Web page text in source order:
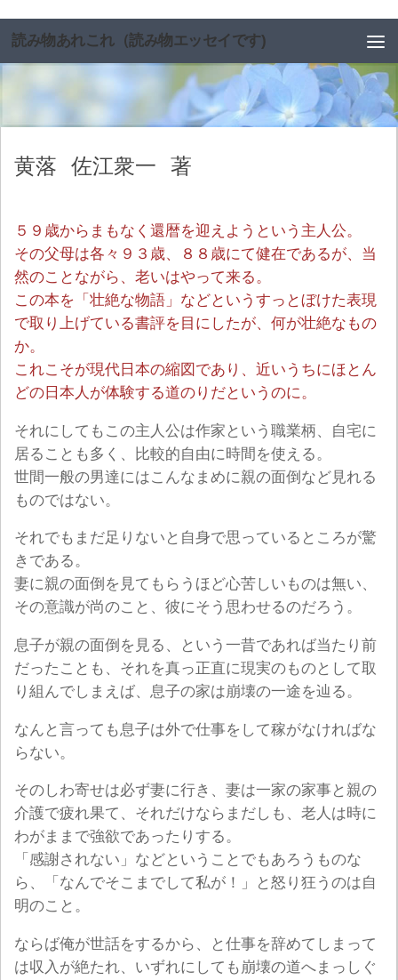
読み物あれこれ（読み物エッセイです)
黄落 佐江衆一 著
５９歳からまもなく還暦を迎えようという主人公。
その父母は各々９３歳、８８歳にて健在であるが、当
然のことながら、老いはやって来る。
この本を「壮絶な物語」などというすっとぼけた表現
で取り上げている書評を目にしたが、何が壮絶なもの
か。
これこそが現代日本の縮図であり、近いうちにほとん
どの日本人が体験する道のりだというのに。
それにしてもこの主人公は作家という職業柄、自宅に
居ることも多く、比較的自由に時間を使える。
世間一般の男達にはこんなまめに親の面倒など見れる
ものではない。
それでもまだ足りないと自身で思っているところが驚
きである。
妻に親の面倒を見てもらうほど心苦しいものは無い、
その意識が尚のこと、彼にそう思わせるのだろう。
息子が親の面倒を見る、という一昔であれば当たり前
だったことも、それを真っ正直に現実のものとして取
り組んでしまえば、息子の家は崩壊の一途を辿る。
なんと言っても息子は外で仕事をして稼がなければな
らない。
そのしわ寄せは必ず妻に行き、妻は一家の家事と親の
介護で疲れ果て、それだけならまだしも、老人は時に
わがままで強欲であったりする。
「感謝されない」などということでもあろうものな
ら、「なんでそこまでして私が！」と怒り狂うのは自
明のこと。
ならば俺が世話をするから、と仕事を辞めてしまって
は収入が絶たれ、いずれにしても崩壊の道へまっしぐ